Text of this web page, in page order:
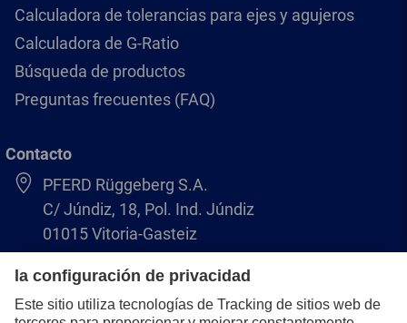
Calculadora de tolerancias para ejes y agujeros
Calculadora de G-Ratio
Búsqueda de productos
Preguntas frecuentes (FAQ)
Contacto
PFERD Rüggeberg S.A.
C/ Júndiz, 18, Pol. Ind. Júndiz
01015 Vitoria-Gasteiz
+34 945 184 400
pferd-es@pferd.com